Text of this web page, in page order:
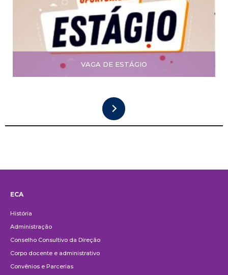
VAGA DE ESTÁGIO
ECA
História
Administração
Conselho Consultivo da Direção
Corpo docente e administrativo
Convênios e Parcerias